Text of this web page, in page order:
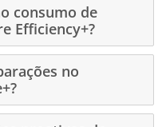
consumo de
Efficiency+?
no